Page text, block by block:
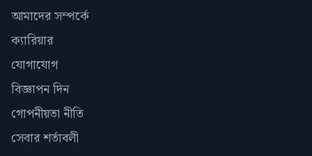
আমাদের সম্পর্কে
ক্যারিয়ার
যোগাযোগ
বিজ্ঞাপন দিন
গোপনীয়তা নীতি
সেবার শর্তাবলী